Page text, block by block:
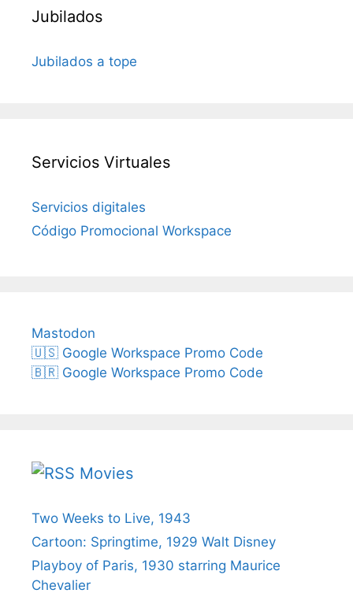
Jubilados
Jubilados a tope
Servicios Virtuales
Servicios digitales
Código Promocional Workspace
Mastodon
🇺🇸 Google Workspace Promo Code
🇧🇷 Google Workspace Promo Code
Movies
Two Weeks to Live, 1943
Cartoon: Springtime, 1929 Walt Disney
Playboy of Paris, 1930 starring Maurice
Chevalier